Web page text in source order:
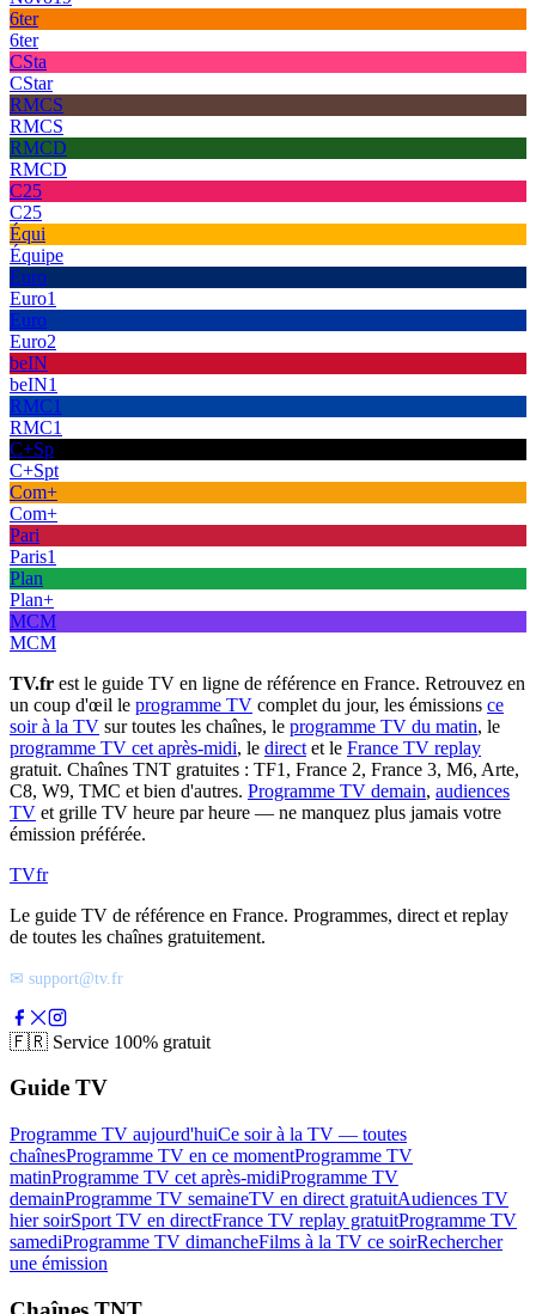
6ter
6ter
CSta
CStar
RMCS
RMCS
RMCD
RMCD
C25
C25
Équi
Équipe
Euro
Euro1
Euro
Euro2
beIN
beIN1
RMC1
RMC1
C+Sp
C+Spt
Com+
Com+
Pari
Paris1
Plan
Plan+
MCM
MCM
TV.fr est le guide TV en ligne de référence en France. Retrouvez en
un coup d'œil le programme TV complet du jour, les émissions ce
soir à la TV sur toutes les chaînes, le programme TV du matin, le
programme TV cet après-midi, le direct et le France TV replay
gratuit. Chaînes TNT gratuites : TF1, France 2, France 3, M6, Arte,
C8, W9, TMC et bien d'autres. Programme TV demain, audiences
TV et grille TV heure par heure — ne manquez plus jamais votre
émission préférée.
TVfr
Le guide TV de référence en France. Programmes, direct et replay
de toutes les chaînes gratuitement.
✉ support@tv.fr
🇫🇷 Service 100% gratuit
Guide TV
Programme TV aujourd'huiCe soir à la TV — toutes
chaînesProgramme TV en ce momentProgramme TV
matinProgramme TV cet après-midiProgramme TV
demainProgramme TV semaineTV en direct gratuitAudiences TV
hier soirSport TV en directFrance TV replay gratuitProgramme TV
samediProgramme TV dimancheFilms à la TV ce soirRechercher
une émission